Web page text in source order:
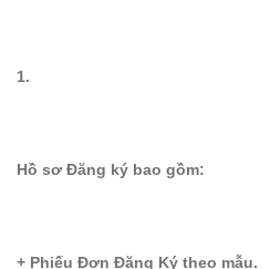
1.
Hồ sơ Đăng ký bao gồm:
+ Phiếu Đơn Đăng Ký theo mẫu.